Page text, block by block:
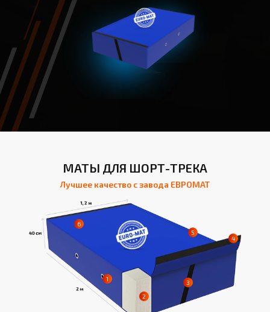
МАТЫ ДЛЯ ШОРТ-ТРЕКА
Лучшее качество с завода ЕВРОМАТ